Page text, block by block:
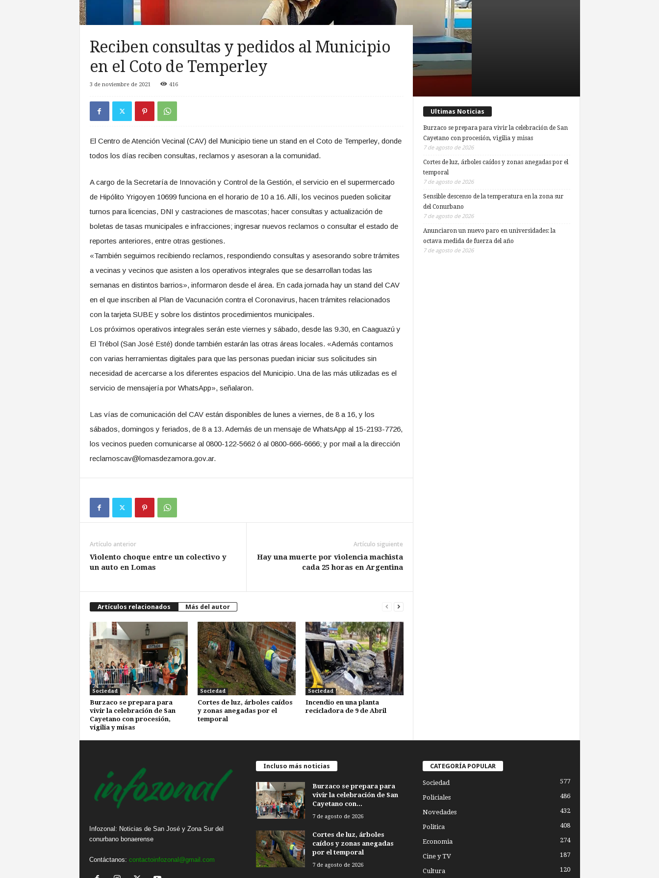
Reciben consultas y pedidos al Municipio
en el Coto de Temperley
3 de noviembre de 2021 416
El Centro de Atención Vecinal (CAV) del Municipio tiene un stand en el Coto de Temperley, donde
todos los días reciben consultas, reclamos y asesoran a la comunidad.
A cargo de la Secretaría de Innovación y Control de la Gestión, el servicio en el supermercado
de Hipólito Yrigoyen 10699 funciona en el horario de 10 a 16. Allí, los vecinos pueden solicitar
turnos para licencias, DNI y castraciones de mascotas; hacer consultas y actualización de
boletas de tasas municipales e infracciones; ingresar nuevos reclamos o consultar el estado de
reportes anteriores, entre otras gestiones.
«También seguimos recibiendo reclamos, respondiendo consultas y asesorando sobre trámites
a vecinas y vecinos que asisten a los operativos integrales que se desarrollan todas las
semanas en distintos barrios», informaron desde el área. En cada jornada hay un stand del CAV
en el que inscriben al Plan de Vacunación contra el Coronavirus, hacen trámites relacionados
con la tarjeta SUBE y sobre los distintos procedimientos municipales.
Los próximos operativos integrales serán este viernes y sábado, desde las 9.30, en Caaguazú y
El Trébol (San José Esté) donde también estarán las otras áreas locales. «Además contamos
con varias herramientas digitales para que las personas puedan iniciar sus solicitudes sin
necesidad de acercarse a los diferentes espacios del Municipio. Una de las más utilizadas es el
servicio de mensajería por WhatsApp», señalaron.
Las vías de comunicación del CAV están disponibles de lunes a viernes, de 8 a 16, y los
sábados, domingos y feriados, de 8 a 13. Además de un mensaje de WhatsApp al 15-2193-7726,
los vecinos pueden comunicarse al 0800-122-5662 ó al 0800-666-6666; y por mail a la dirección
reclamoscav@lomasdezamora.gov.ar.
Artículo anterior
Violento choque entre un colectivo y
un auto en Lomas
Artículo siguiente
Hay una muerte por violencia machista
cada 25 horas en Argentina
Artículos relacionados Más del autor
Sociedad
Burzaco se prepara para
vivir la celebración de San
Cayetano con procesión,
vigilia y misas
Sociedad
Cortes de luz, árboles caídos
y zonas anegadas por el
temporal
Sociedad
Incendio en una planta
recicladora de 9 de Abril
Ultimas Noticias
Burzaco se prepara para vivir la celebración de San
Cayetano con procesión, vigilia y misas
7 de agosto de 2026
Cortes de luz, árboles caídos y zonas anegadas por el
temporal
7 de agosto de 2026
Sensible descenso de la temperatura en la zona sur
del Conurbano
7 de agosto de 2026
Anunciaron un nuevo paro en universidades: la
octava medida de fuerza del año
7 de agosto de 2026
Infozonal: Noticias de San José y Zona Sur del
conurbano bonaerense
Contáctanos: contactoinfozonal@gmail.com
Incluso más noticias
Burzaco se prepara para
vivir la celebración de San
Cayetano con...
7 de agosto de 2026
Cortes de luz, árboles
caídos y zonas anegadas
por el temporal
7 de agosto de 2026
CATEGORÍA POPULAR
Sociedad 577
Policiales 486
Novedades 432
Politica 408
Economia 274
Cine y TV 187
Cultura 120